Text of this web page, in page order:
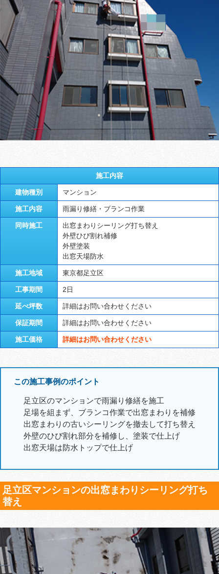
施工内容
建物種別 マンション
施工内容 雨漏り修繕・ブランコ作業
同時施工
出窓まわりシーリング打ち替え
外壁ひび割れ補修
外壁塗装
出窓天場防水
施工地域 東京都足立区
工事期間 2日
延べ坪数 詳細はお問い合わせください
保証期間 詳細はお問い合わせください
施工価格 詳細はお問い合わせください
この施工事例のポイント
足立区のマンションで雨漏り修繕を施工
足場を組まず、ブランコ作業で出窓まわりを補修
出窓まわりの古いシーリングを撤去して打ち替え
外壁のひび割れ部分を補修し、塗装で仕上げ
出窓天場は防水トップで仕上げ
足立区マンションの出窓まわりシーリング打ち
替え